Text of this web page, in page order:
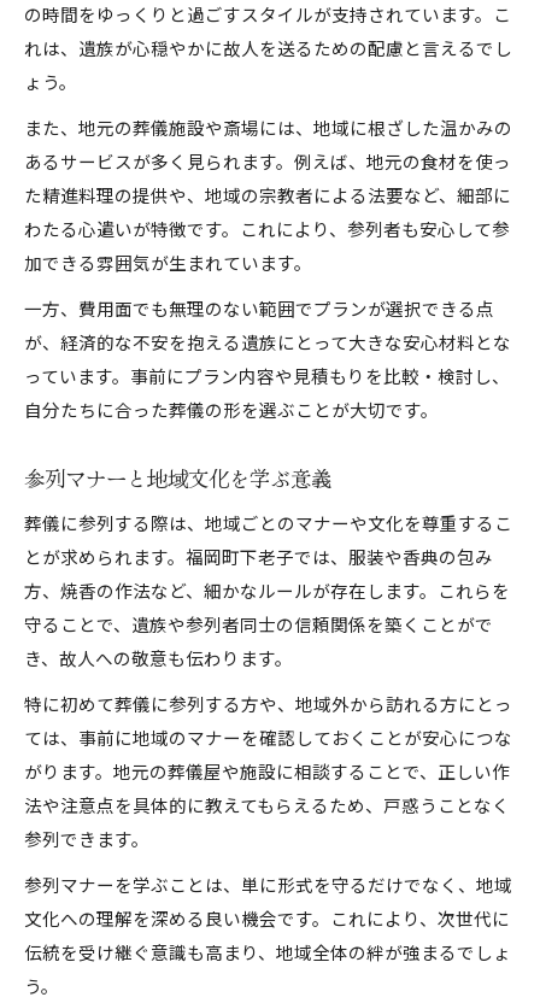
の時間をゆっくりと過ごすスタイルが支持されています。こ
れは、遺族が心穏やかに故人を送るための配慮と言えるでし
ょう。
また、地元の葬儀施設や斎場には、地域に根ざした温かみの
あるサービスが多く見られます。例えば、地元の食材を使っ
た精進料理の提供や、地域の宗教者による法要など、細部に
わたる心遣いが特徴です。これにより、参列者も安心して参
加できる雰囲気が生まれています。
一方、費用面でも無理のない範囲でプランが選択できる点
が、経済的な不安を抱える遺族にとって大きな安心材料とな
っています。事前にプラン内容や見積もりを比較・検討し、
自分たちに合った葬儀の形を選ぶことが大切です。
参列マナーと地域文化を学ぶ意義
葬儀に参列する際は、地域ごとのマナーや文化を尊重するこ
とが求められます。福岡町下老子では、服装や香典の包み
方、焼香の作法など、細かなルールが存在します。これらを
守ることで、遺族や参列者同士の信頼関係を築くことがで
き、故人への敬意も伝わります。
特に初めて葬儀に参列する方や、地域外から訪れる方にとっ
ては、事前に地域のマナーを確認しておくことが安心につな
がります。地元の葬儀屋や施設に相談することで、正しい作
法や注意点を具体的に教えてもらえるため、戸惑うことなく
参列できます。
参列マナーを学ぶことは、単に形式を守るだけでなく、地域
文化への理解を深める良い機会です。これにより、次世代に
伝統を受け継ぐ意識も高まり、地域全体の絆が強まるでしょ
う。